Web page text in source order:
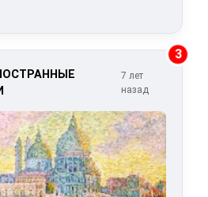
3
7 лет
назад